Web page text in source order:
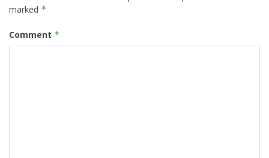
marked *
Comment *